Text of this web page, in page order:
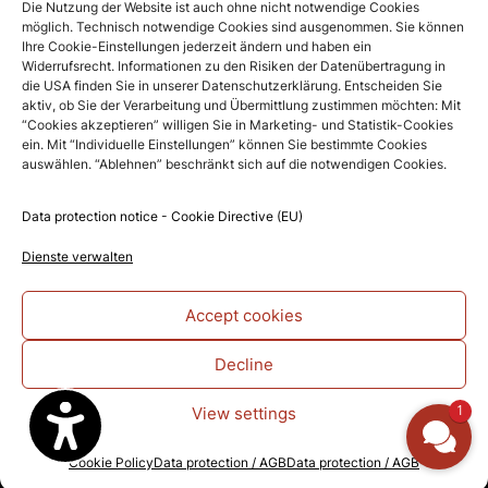
Die Nutzung der Website ist auch ohne nicht notwendige Cookies
möglich. Technisch notwendige Cookies sind ausgenommen. Sie können
Ihre Cookie-Einstellungen jederzeit ändern und haben ein
Widerrufsrecht. Informationen zu den Risiken der Datenübertragung in
die USA finden Sie in unserer Datenschutzerklärung. Entscheiden Sie
aktiv, ob Sie der Verarbeitung und Übermittlung zustimmen möchten: Mit
“Cookies akzeptieren” willigen Sie in Marketing- und Statistik-Cookies
ein. Mit “Individuelle Einstellungen” können Sie bestimmte Cookies
auswählen. “Ablehnen” beschränkt sich auf die notwendigen Cookies.
Data protection notice - Cookie Directive (EU)
Dienste verwalten
Accept cookies
Decline
View settings
Cookie PolicyData protection / AGBData protection / AGB
Hotel Schindlerhof
4.6
Based on 886 reviews
powered byGoogle
Write a review on Google
Social Media
JOBS & AUSBILDUNG|IMPRESSUM
DATENSCHUTZ/AGB
ERKLÄRUNG ZUR
BARRIEREFREIHEIT
1